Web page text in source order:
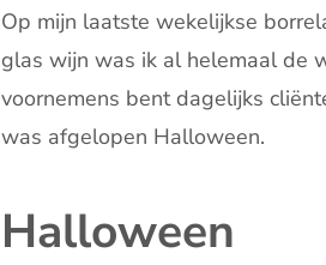
Op mijn laatste wekelijkse
glas wijn was ik al helemaal de
voornemens bent dagelijks
was afgelopen Halloween.
Halloween